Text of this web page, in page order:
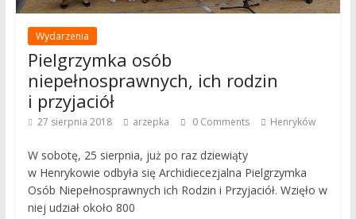
Wydarzenia
Pielgrzymka osób
niepełnosprawnych, ich rodzin
i przyjaciół
27 sierpnia 2018 arzepka 0 Comments Henryków
W sobotę, 25 sierpnia, już po raz dziewiąty
w Henrykowie odbyła się Archidiecezjalna Pielgrzymka
Osób Niepełnosprawnych ich Rodzin i Przyjaciół. Wzięło w
niej udział około 800